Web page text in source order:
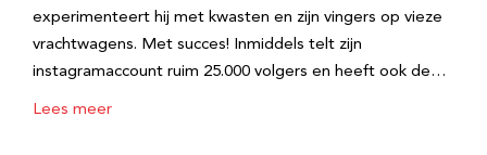
experimenteert hij met kwasten en zijn vingers op vieze
vrachtwagens. Met succes! Inmiddels telt zijn
instagramaccount ruim 25.000 volgers en heeft ook de…
Lees meer